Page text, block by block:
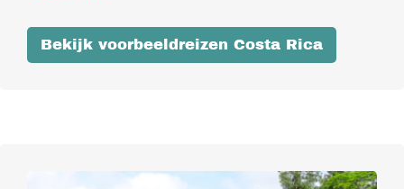
Bekijk voorbeeldreizen Costa Rica